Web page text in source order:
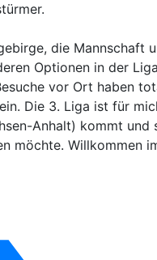
die Mannschaft
Optionen in der
vor Ort haben
Die 3. Liga ist für
Anhalt) kommt
möchte. Willkommen